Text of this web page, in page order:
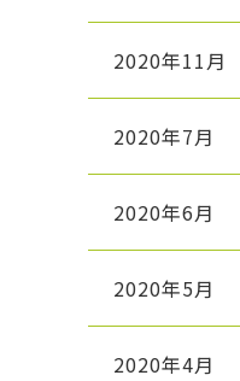
2020年11月
2020年7月
2020年6月
2020年5月
2020年4月